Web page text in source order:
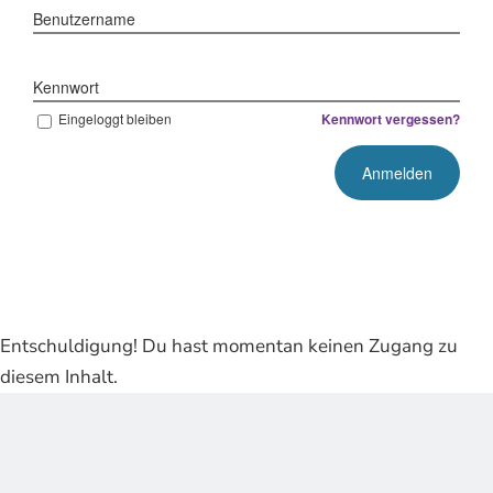
Benutzername
Kennwort
Eingeloggt bleiben Kennwort vergessen?
Entschuldigung! Du hast momentan keinen Zugang zu
diesem Inhalt.